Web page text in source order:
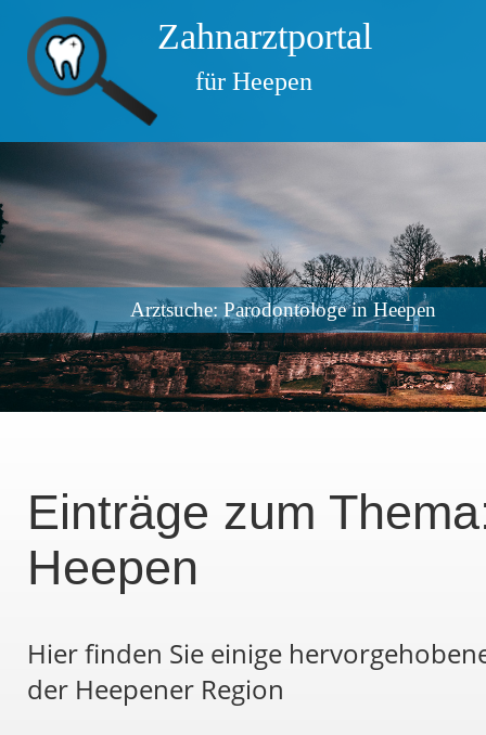
Zahnarztportal
für Heepen
Arztsuche: Parodontologe in Heepen
Einträge zum
Heepen
Hier finden Sie einige
der Heepener Region